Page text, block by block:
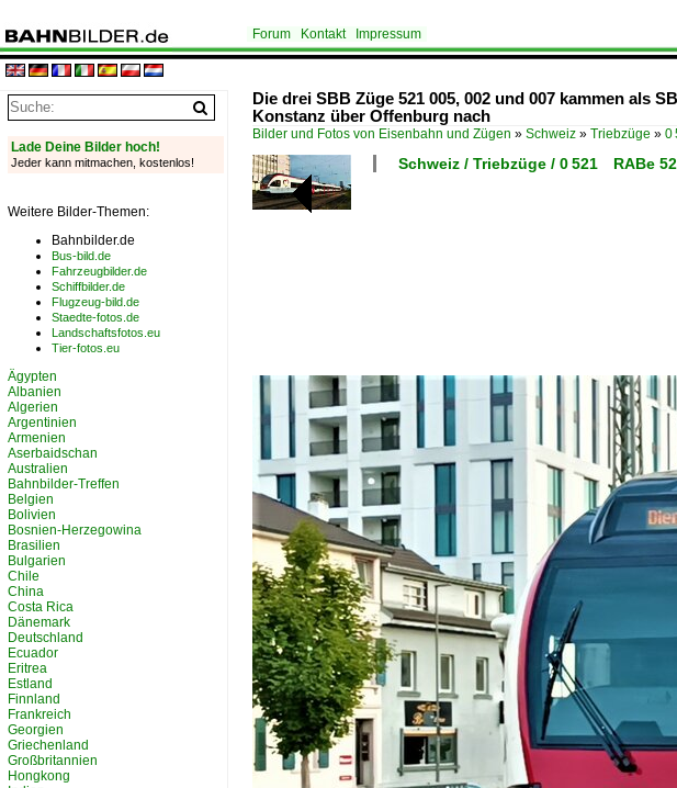
Forum Kontakt Impressum
Die drei SBB Züge 521 005, 002 und 007 kammen als
Konstanz über Offenburg nach
Bilder und Fotos von Eisenbahn und Zügen » Schweiz » Triebzüge » 0
Schweiz / Triebzüge / 0 521 RABe
Lade Deine Bilder hoch!
Jeder kann mitmachen, kostenlos!
Weitere Bilder-Themen:
Bahnbilder.de
Bus-bild.de
Fahrzeugbilder.de
Schiffbilder.de
Flugzeug-bild.de
Staedte-fotos.de
Landschaftsfotos.eu
Tier-fotos.eu
Ägypten
Albanien
Algerien
Argentinien
Armenien
Aserbaidschan
Australien
Bahnbilder-Treffen
Belgien
Bolivien
Bosnien-Herzegowina
Brasilien
Bulgarien
Chile
China
Costa Rica
Dänemark
Deutschland
Ecuador
Eritrea
Estland
Finnland
Frankreich
Georgien
Griechenland
Großbritannien
Hongkong